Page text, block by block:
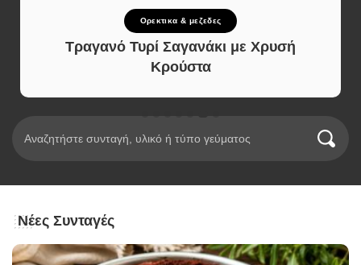
Ορεκτικα & μεζεδες
Τραγανό Τυρί Σαγανάκι με Χρυσή
Κρούστα
Νέες Συνταγές